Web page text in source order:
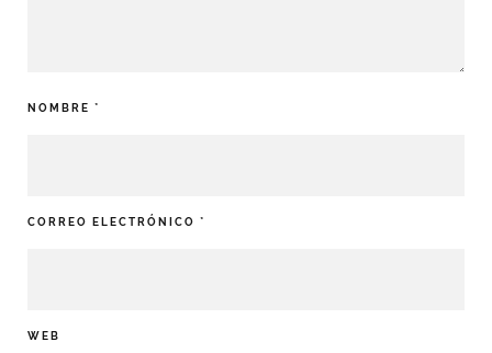
NOMBRE *
CORREO ELECTRÓNICO *
WEB